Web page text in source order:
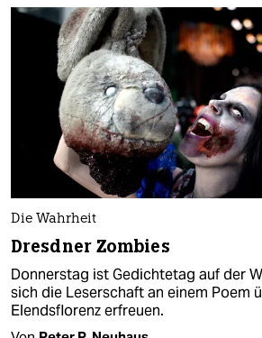
Die Wahrheit
Dresdner Zombies
Donnerstag ist Gedichtetag auf der
sich die Leserschaft an einem Poem
Elendsflorenz erfreuen.